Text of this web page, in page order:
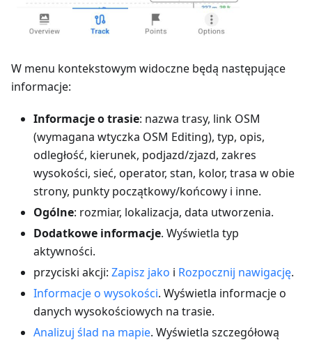
W menu kontekstowym widoczne będą następujące
informacje:
Informacje o trasie: nazwa trasy, link OSM
(wymagana wtyczka OSM Editing), typ, opis,
odległość, kierunek, podjazd/zjazd, zakres
wysokości, sieć, operator, stan, kolor, trasa w obie
strony, punkty początkowy/końcowy i inne.
Ogólne: rozmiar, lokalizacja, data utworzenia.
Dodatkowe informacje. Wyświetla typ
aktywności.
przyciski akcji: Zapisz jako i Rozpocznij nawigację.
Informacje o wysokości. Wyświetla informacje o
danych wysokościowych na trasie.
Analizuj ślad na mapie. Wyświetla szczegółową